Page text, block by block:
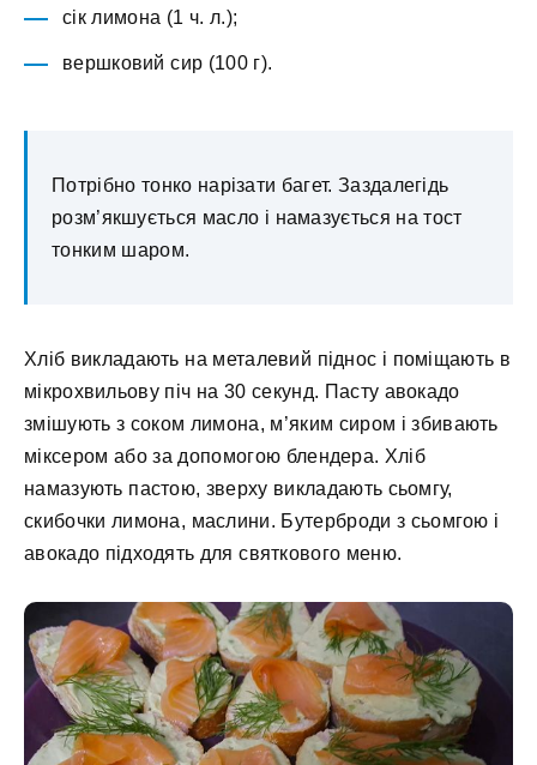
сік лимона (1 ч. л.);
вершковий сир (100 г).
Потрібно тонко нарізати багет. Заздалегідь
розм’якшується масло і намазується на тост
тонким шаром.
Хліб викладають на металевий піднос і поміщають в
мікрохвильову піч на 30 секунд. Пасту авокадо
змішують з соком лимона, м’яким сиром і збивають
міксером або за допомогою блендера. Хліб
намазують пастою, зверху викладають сьомгу,
скибочки лимона, маслини. Бутерброди з сьомгою і
авокадо підходять для святкового меню.